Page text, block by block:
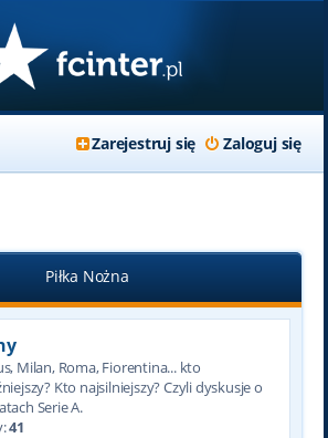
Zaloguj się
Zarejestruj się
Piłka Nożna
Milan, Roma, Fiorentina... kto
Kto najsilniejszy? Czyli dyskusje o
Serie A.
41